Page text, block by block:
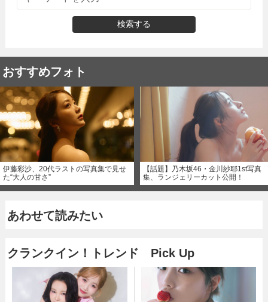
検索する
おすすめフォト
伊藤彩沙、20代ラストの写真集で見せ
た“大人の甘さ”
【話題】乃木坂46・金川紗耶1st写真
集、ランジェリーカット公開！
あわせて読みたい
クランクイン！トレンド Pick Up